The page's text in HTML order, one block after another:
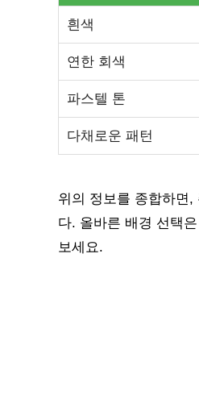
흰색
연한 회색
파스텔 톤
다채로운 패턴
위의 정보를 종합하면,
다. 올바른 배경 선택
보세요.